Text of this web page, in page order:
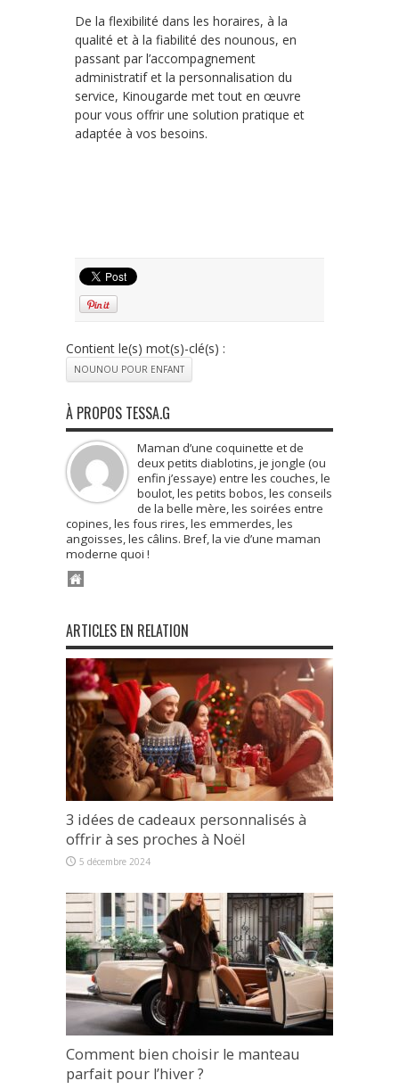
De la flexibilité dans les horaires, à la
qualité et à la fiabilité des nounous, en
passant par l’accompagnement
administratif et la personnalisation du
service, Kinougarde met tout en œuvre
pour vous offrir une solution pratique et
adaptée à vos besoins.
Contient le(s) mot(s)-clé(s) :
NOUNOU POUR ENFANT
À PROPOS TESSA.G
Maman d’une coquinette et de
deux petits diablotins, je jongle (ou
enfin j’essaye) entre les couches, le
boulot, les petits bobos, les conseils
de la belle mère, les soirées entre
copines, les fous rires, les emmerdes, les
angoisses, les câlins. Bref, la vie d’une maman
moderne quoi !
ARTICLES EN RELATION
3 idées de cadeaux personnalisés à
offrir à ses proches à Noël
5 décembre 2024
Comment bien choisir le manteau
parfait pour l’hiver ?